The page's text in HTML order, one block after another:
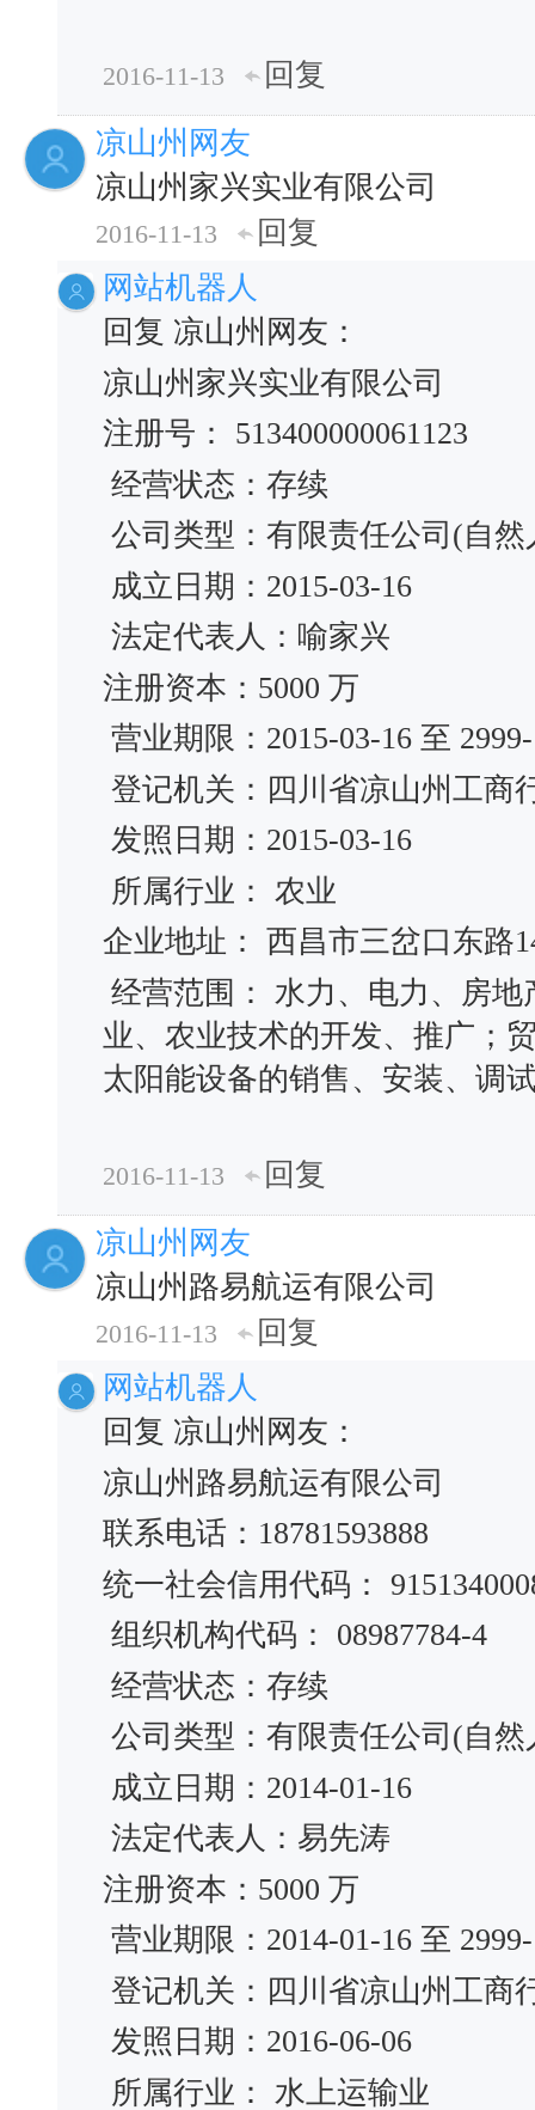
2016-11-13
回复
凉山州网友
凉山州家兴实业有限公司
2016-11-13
回复
网站机器人
回复 凉山州网友：
凉山州家兴实业有限公司
注册号： 513400000061123
经营状态：存续
公司类型：有限责任公司(自
成立日期：2015-03-16
法定代表人：喻家兴
注册资本：5000 万
营业期限：2015-03-16 至
登记机关：四川省凉山州工商
发照日期：2015-03-16
所属行业： 农业
企业地址： 西昌市三岔口东路
经营范围： 水力、电力、房
业、农业技术的开发、推广；
太阳能设备的销售、安装、调
2016-11-13
回复
凉山州网友
凉山州路易航运有限公司
2016-11-13
回复
网站机器人
回复 凉山州网友：
凉山州路易航运有限公司
联系电话：18781593888
统一社会信用代码：
组织机构代码： 08987784-4
经营状态：存续
公司类型：有限责任公司(自
成立日期：2014-01-16
法定代表人：易先涛
注册资本：5000 万
营业期限：2014-01-16 至
登记机关：四川省凉山州工商
发照日期：2016-06-06
所属行业： 水上运输业